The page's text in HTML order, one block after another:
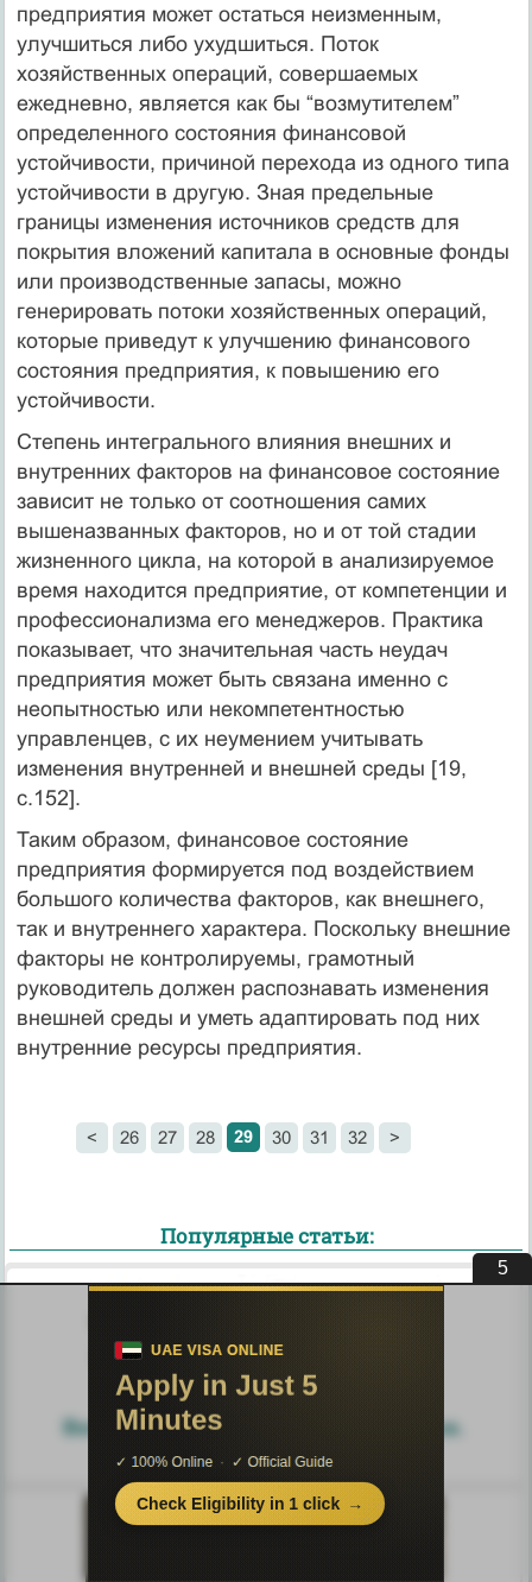
предприятия может остаться неизменным,
улучшиться либо ухудшиться. Поток
хозяйственных операций, совершаемых
ежедневно, является как бы “возмутителем”
определенного состояния финансовой
устойчивости, причиной перехода из одного типа
устойчивости в другую. Зная предельные
границы изменения источников средств для
покрытия вложений капитала в основные фонды
или производственные запасы, можно
генерировать потоки хозяйственных операций,
которые приведут к улучшению финансового
состояния предприятия, к повышению его
устойчивости.
Степень интегрального влияния внешних и
внутренних факторов на финансовое состояние
зависит не только от соотношения самих
вышеназванных факторов, но и от той стадии
жизненного цикла, на которой в анализируемое
время находится предприятие, от компетенции и
профессионализма его менеджеров. Практика
показывает, что значительная часть неудач
предприятия может быть связана именно с
неопытностью или некомпетентностью
управленцев, с их неумением учитывать
изменения внутренней и внешней среды [19,
c.152].
Таким образом, финансовое состояние
предприятия формируется под воздействием
большого количества факторов, как внешнего,
так и внутреннего характера. Поскольку внешние
факторы не контролируемы, грамотный
руководитель должен распознавать изменения
внешней среды и уметь адаптировать под них
внутренние ресурсы предприятия.
< 26 27 28 29 30 31 32 >
Популярные статьи:
Века вооружений. История доспехов.
Современное оружие
3